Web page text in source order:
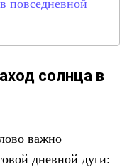
повседневной
солнца в
важно
дневной дуги: